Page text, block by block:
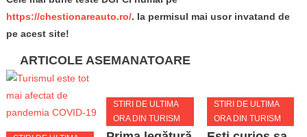
https://chestionareauto.ro/. Ia permisul mai usor invatand de
pe acest site!
ARTICOLE ASEMANATOARE
STIRI DE ULTIMA
ORA DIN TURISM
STIRI DE ULTIMA
ORA DIN TURISM